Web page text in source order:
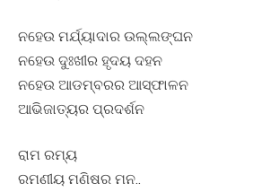
ନହେଉ ମର୍ଯ୍ୟାଦାର ଉଲ୍ଲଙ୍ଘନ
ନହେଉ ଦୁଃଖୀର ହୃଦୟ ଦହନ
ନହେଉ ଆଡମ୍ବରର ଆସ୍ଫାଳନ
ଆଭିଜାତ୍ୟର ପ୍ରଦର୍ଶନ
ରାମ ରମ୍ୟ
ରମଣୀୟ ମଣିଷର ମନ..